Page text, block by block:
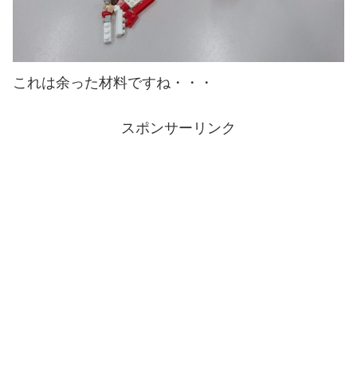
これは余った材料ですね・・・
スポンサーリンク